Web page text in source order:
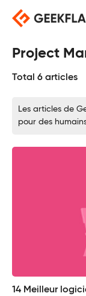
Skip
content
Project
Total 6 articles
Les articles de
pour des
14 Meilleur